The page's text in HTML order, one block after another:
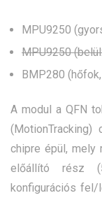
MPU9250
MPU9250
BMP280
A modul a QFN
chipre épül,
előállító rész
konfigurációs fel/